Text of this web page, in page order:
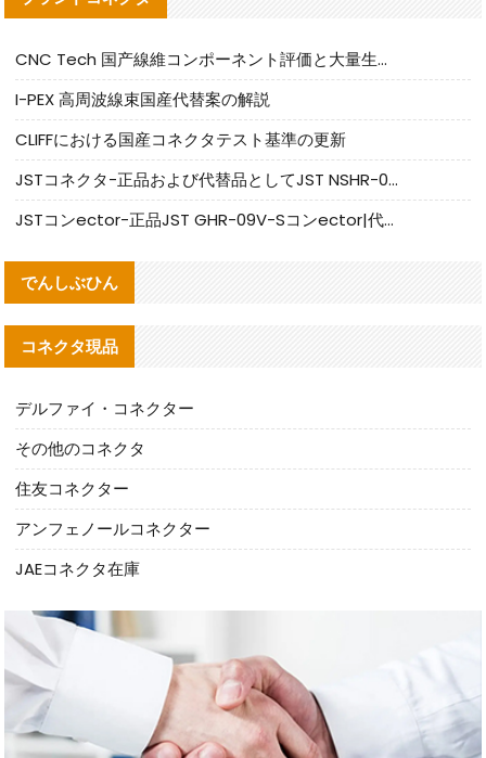
CNC Tech 国产線維コンポーネント評価と大量生産適合ガイド
I-PEX 高周波線束国産代替案の解説
CLIFFにおける国産コネクタテスト基準の更新
JSTコネクタ-正品および代替品としてJST NSHR-02V-Sコネクタを提供します
JSTコンector-正品JST GHR-09V-Sコンector|代替品提供
でんしぶひん
コネクタ現品
デルファイ・コネクター
その他のコネクタ
住友コネクター
アンフェノールコネクター
JAEコネクタ在庫